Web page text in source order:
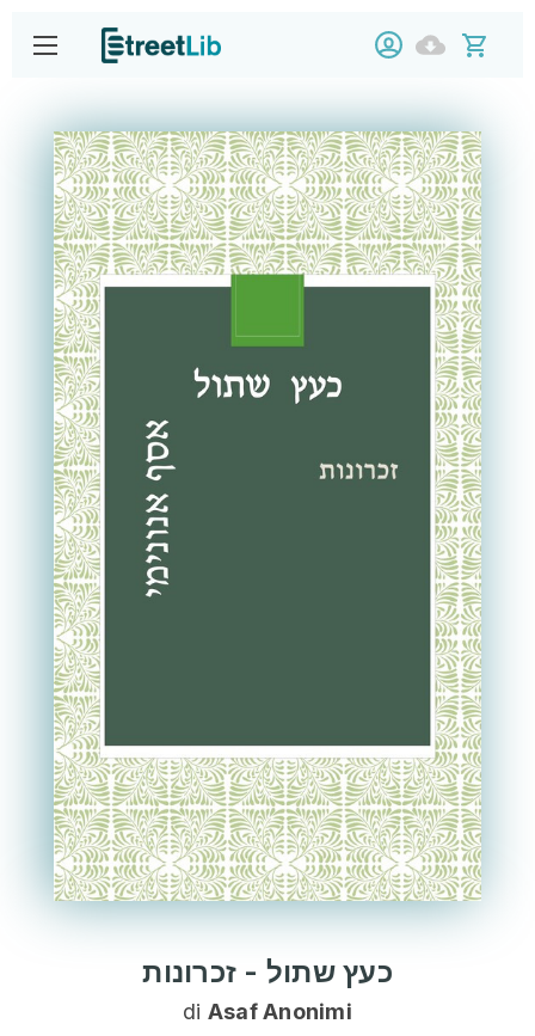
כעץ שתול - זכרונות
di Asaf Anonimi